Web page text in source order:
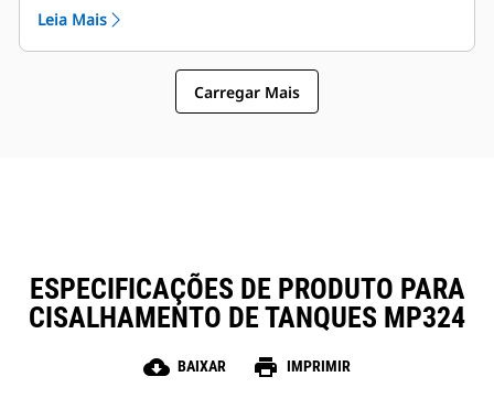
O MP324 é compatível com estes tipos de
mandíbulas:
Leia Mais
Carregar Mais
ESPECIFICAÇÕES DE PRODUTO PARA
CISALHAMENTO DE TANQUES MP324
cloud_download BAIXAR print IMPRIMIR